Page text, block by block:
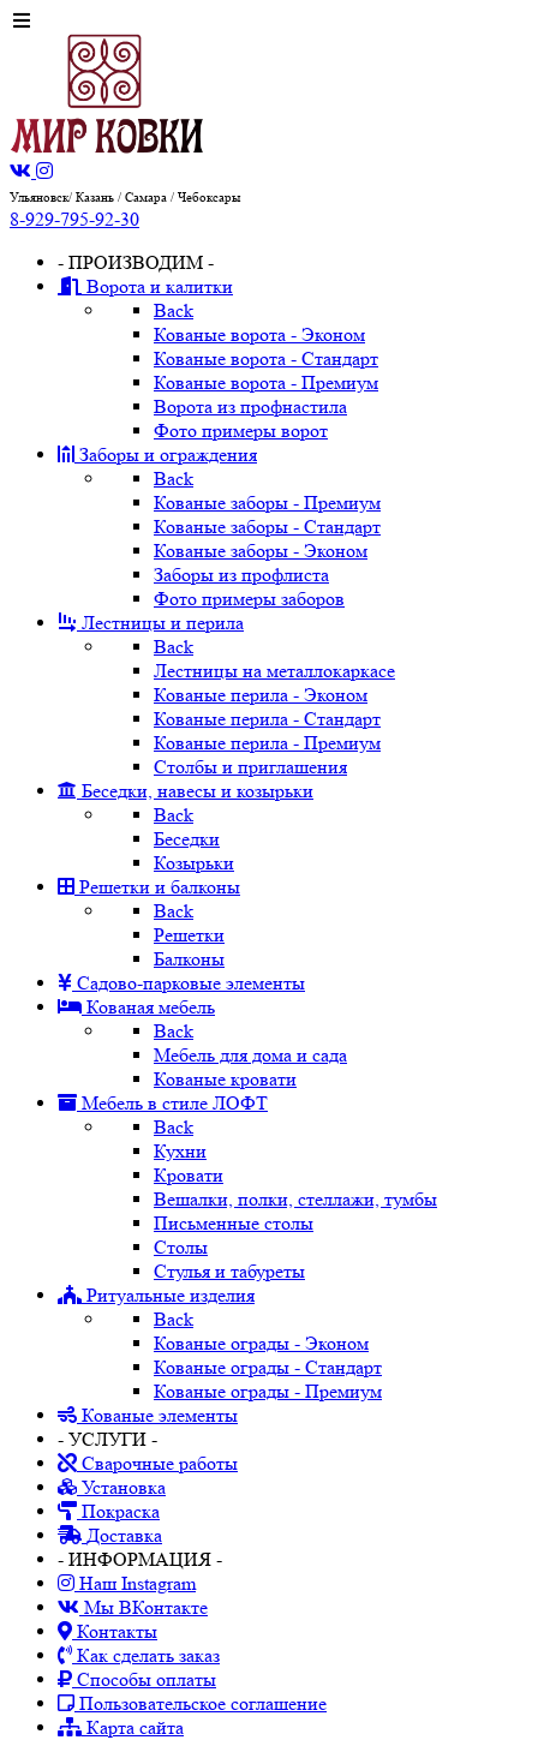
Ульяновск/ Казань / Самара / Чебоксары
8-929-795-92-30
- ПРОИЗВОДИМ -
Ворота и калитки
Back
Кованые ворота - Эконом
Кованые ворота - Стандарт
Кованые ворота - Премиум
Ворота из профнастила
Фото примеры ворот
Заборы и ограждения
Back
Кованые заборы - Премиум
Кованые заборы - Стандарт
Кованые заборы - Эконом
Заборы из профлиста
Фото примеры заборов
Лестницы и перила
Back
Лестницы на металлокаркасе
Кованые перила - Эконом
Кованые перила - Стандарт
Кованые перила - Премиум
Столбы и приглашения
Беседки, навесы и козырьки
Back
Беседки
Козырьки
Решетки и балконы
Back
Решетки
Балконы
Садово-парковые элементы
Кованая мебель
Back
Мебель для дома и сада
Кованые кровати
Мебель в стиле ЛОФТ
Back
Кухни
Кровати
Вешалки, полки, стеллажи, тумбы
Письменные столы
Столы
Стулья и табуреты
Ритуальные изделия
Back
Кованые ограды - Эконом
Кованые ограды - Стандарт
Кованые ограды - Премиум
Кованые элементы
- УСЛУГИ -
Сварочные работы
Установка
Покраска
Доставка
- ИНФОРМАЦИЯ -
Наш Instagram
Мы ВКонтакте
Контакты
Как сделать заказ
Способы оплаты
Пользовательское соглашение
Карта сайта